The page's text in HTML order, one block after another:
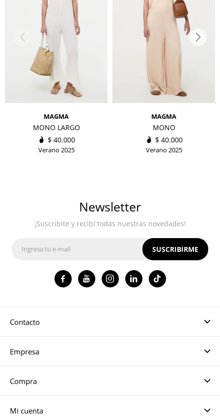
MAGMA
MONO LARGO
$ 40.000
Verano 2025
MAGMA
MONO
$ 40.000
Verano 2025
Contacto
Empresa
Compra
Mi cuenta
Newsletter
¡Suscribite y recibí todas nuestras novedades!
SUSCRIBIRME
   